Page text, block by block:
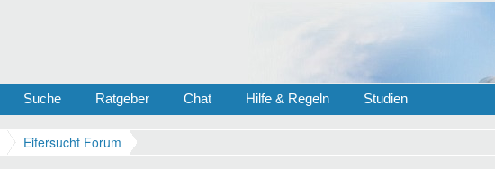
Suche Ratgeber Chat Hilfe & Regeln Studien
Eifersucht Forum